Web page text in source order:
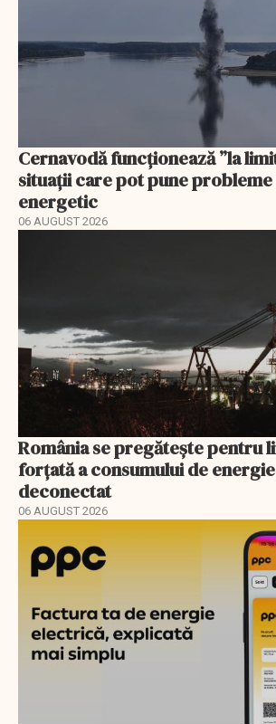
Cernavodă funcționează ”la
situații care pot pune
energetic
06 AUGUST 2026
România se pregătește pentru
forțată a consumului de
deconectat
06 AUGUST 2026